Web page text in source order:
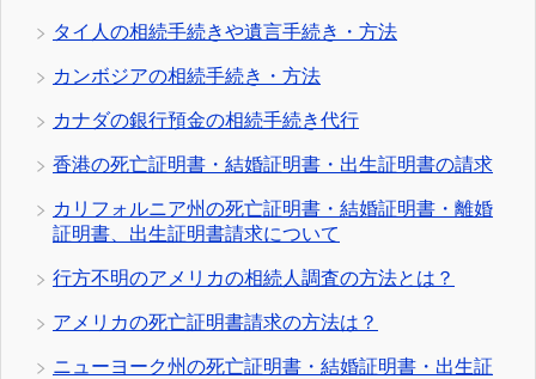
タイ人の相続手続きや遺言手続き・方法
カンボジアの相続手続き・方法
カナダの銀行預金の相続手続き代行
香港の死亡証明書・結婚証明書・出生証明書の請求
カリフォルニア州の死亡証明書・結婚証明書・離婚
証明書、出生証明書請求について
行方不明のアメリカの相続人調査の方法とは？
アメリカの死亡証明書請求の方法は？
ニューヨーク州の死亡証明書・結婚証明書・出生証